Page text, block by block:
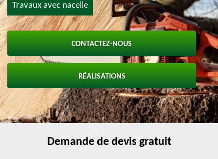
Travaux avec nacelle
CONTACTEZ-NOUS
RÉALISATIONS
Demande de devis gratuit